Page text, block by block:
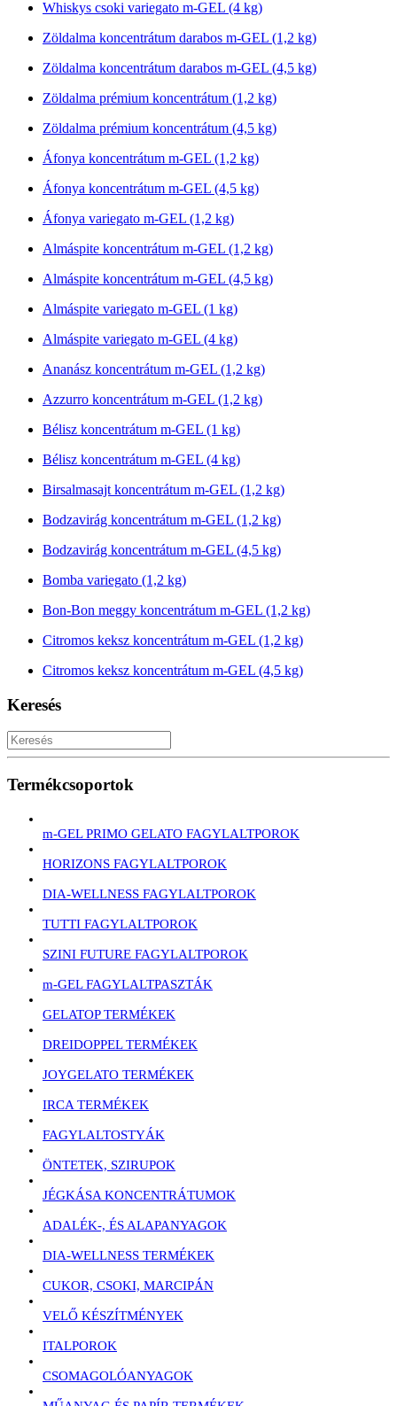
Whiskys csoki variegato m-GEL (4 kg)
Zöldalma koncentrátum darabos m-GEL (1,2 kg)
Zöldalma koncentrátum darabos m-GEL (4,5 kg)
Zöldalma prémium koncentrátum (1,2 kg)
Zöldalma prémium koncentrátum (4,5 kg)
Áfonya koncentrátum m-GEL (1,2 kg)
Áfonya koncentrátum m-GEL (4,5 kg)
Áfonya variegato m-GEL (1,2 kg)
Almáspite koncentrátum m-GEL (1,2 kg)
Almáspite koncentrátum m-GEL (4,5 kg)
Almáspite variegato m-GEL (1 kg)
Almáspite variegato m-GEL (4 kg)
Ananász koncentrátum m-GEL (1,2 kg)
Azzurro koncentrátum m-GEL (1,2 kg)
Bélisz koncentrátum m-GEL (1 kg)
Bélisz koncentrátum m-GEL (4 kg)
Birsalmasajt koncentrátum m-GEL (1,2 kg)
Bodzavirág koncentrátum m-GEL (1,2 kg)
Bodzavirág koncentrátum m-GEL (4,5 kg)
Bomba variegato (1,2 kg)
Bon-Bon meggy koncentrátum m-GEL (1,2 kg)
Citromos keksz koncentrátum m-GEL (1,2 kg)
Citromos keksz koncentrátum m-GEL (4,5 kg)
Keresés
Termékcsoportok
m-GEL PRIMO GELATO FAGYLALTPOROK
HORIZONS FAGYLALTPOROK
DIA-WELLNESS FAGYLALTPOROK
TUTTI FAGYLALTPOROK
SZINI FUTURE FAGYLALTPOROK
m-GEL FAGYLALTPASZTÁK
GELATOP TERMÉKEK
DREIDOPPEL TERMÉKEK
JOYGELATO TERMÉKEK
IRCA TERMÉKEK
FAGYLALTOSTYÁK
ÖNTETEK, SZIRUPOK
JÉGKÁSA KONCENTRÁTUMOK
ADALÉK-, ÉS ALAPANYAGOK
DIA-WELLNESS TERMÉKEK
CUKOR, CSOKI, MARCIPÁN
VELŐ KÉSZÍTMÉNYEK
ITALPOROK
CSOMAGOLÓANYAGOK